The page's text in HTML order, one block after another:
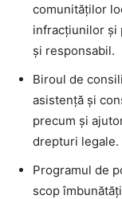
comunităților
infracțiunilor și
și responsabil.
Biroul de
asistență și
precum și
drepturi legale.
Programul de
scop